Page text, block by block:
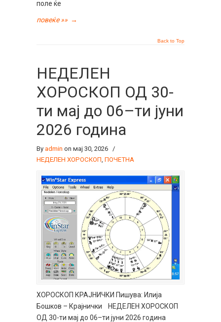
поле ќе
повеќе »» →
Back to Top
НЕДЕЛЕН
ХОРОСКОП ОД 30-
ти мај до 06–ти јуни
2026 година
By admin on мај 30, 2026 /
НЕДЕЛЕН ХОРОСКОП, ПОЧЕТНА
ХОРОСКОП КРАЈНИЧКИ Пишува: Илија
Бошков – Крајнички НЕДЕЛЕН ХОРОСКОП
ОД 30-ти мај до 06–ти јуни 2026 година